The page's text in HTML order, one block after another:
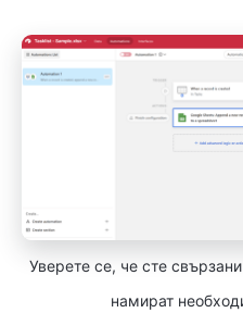
Уверете се, че сте
намират